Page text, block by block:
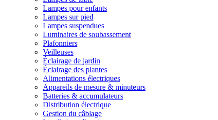
Lampes pour enfants
Lampes sur pied
Lampes suspendues
Luminaires de soubassement
Plafonniers
Veilleuses
Éclairage de jardin
Éclairage des plantes
Alimentations électriques
Appareils de mesure & minuteurs
Batteries & accumulateurs
Distribution électrique
Gestion du câblage